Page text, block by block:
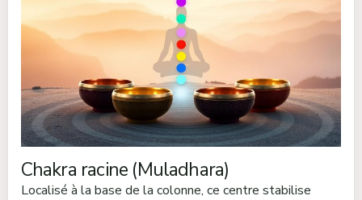
Chakra racine (Muladhara)
Localisé à la base de la colonne, ce centre stabilise